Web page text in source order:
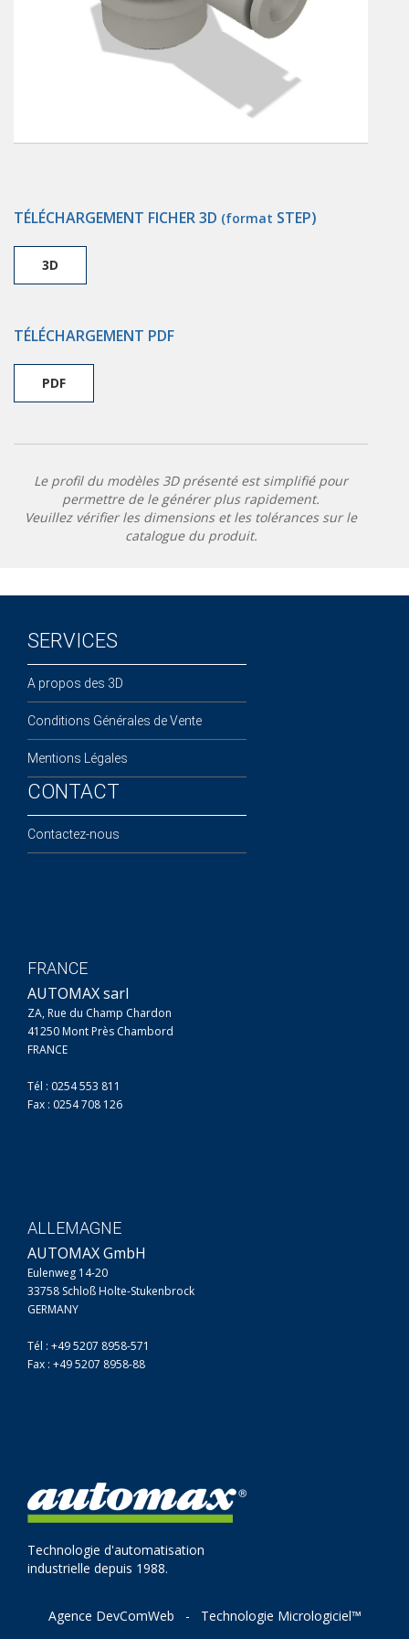
TÉLÉCHARGEMENT FICHER 3D (format STEP)
3D
TÉLÉCHARGEMENT PDF
PDF
Le profil du modèles 3D présenté est simplifié pour
permettre de le générer plus rapidement.
Veuillez vérifier les dimensions et les tolérances sur le
catalogue du produit.
SERVICES
A propos des 3D
Conditions Générales de Vente
Mentions Légales
CONTACT
Contactez-nous
FRANCE
AUTOMAX sarl
ZA, Rue du Champ Chardon
41250 Mont Près Chambord
FRANCE
Tél : 0254 553 811
Fax : 0254 708 126
ALLEMAGNE
AUTOMAX GmbH
Eulenweg 14-20
33758 Schloß Holte-Stukenbrock
GERMANY
Tél : +49 5207 8958-571
Fax : +49 5207 8958-88
Technologie d'automatisation
industrielle depuis 1988.
Agence DevComWeb - Technologie Micrologiciel™